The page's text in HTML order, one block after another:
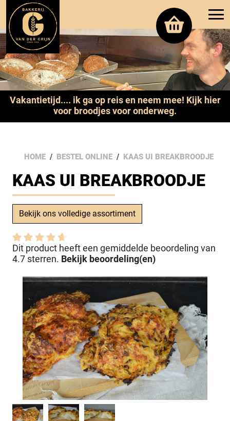
Vakantietijd.... ik ga op reis en neem mee! Kijk hier
voor broodjes voor onderweg.
HOME BESTEL ONLINE KAAS UI BREAKBROODJE
KAAS UI BREAKBROODJE
Bekijk ons volledige assortiment
Dit product heeft een gemiddelde beoordeling van
4.7 sterren. Bekijk beoordeling(en)